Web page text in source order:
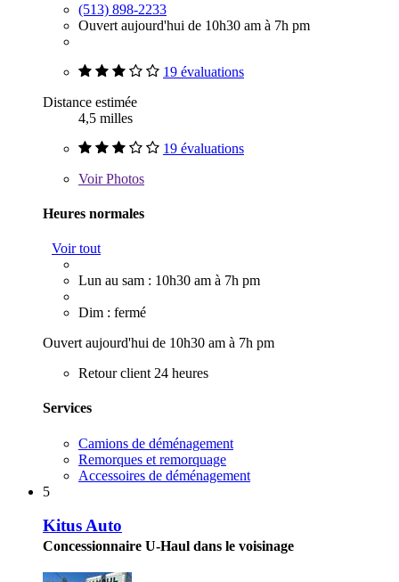
(513) 898-2233
Ouvert aujourd'hui de 10h30 am à 7h pm
19 évaluations
Distance estimée
4,5 milles
19 évaluations
VoirPhotos
Heures normales
Voir tout
Lun au sam : 10h30 am à 7h pm
Dim : fermé
Ouvert aujourd'hui de 10h30 am à 7h pm
Retour client 24 heures
Services
Camions de déménagement
Remorques et remorquage
Accessoires de déménagement
5
Kitus Auto
Concessionnaire U-Haul dans le voisinage